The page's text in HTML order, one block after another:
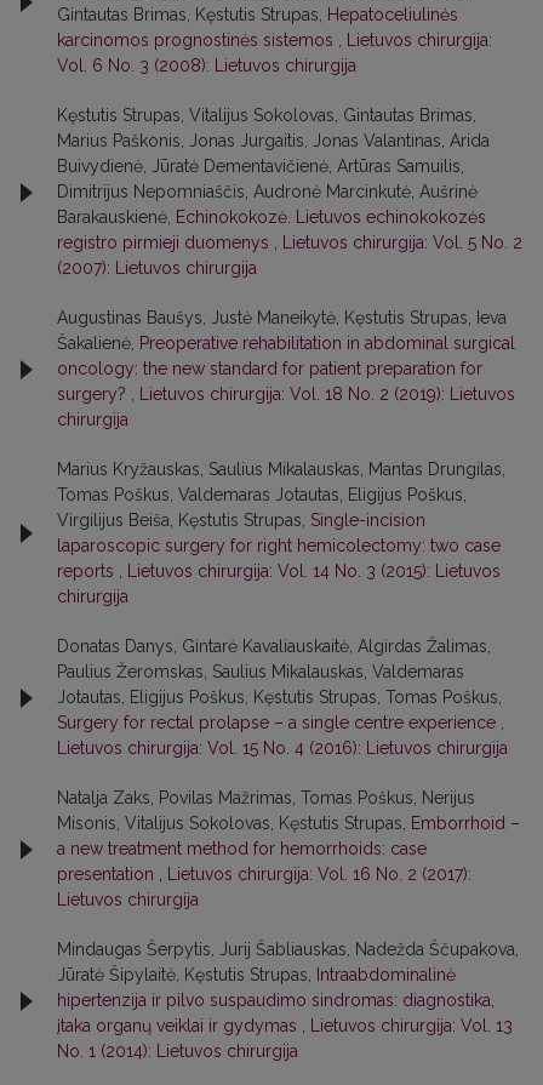
Gintautas Brimas, Kęstutis Strupas,
Hepatoceliulinės
karcinomos prognostinės sistemos
Lietuvos chirurgija:
Vol. 6 No. 3 (2008): Lietuvos chirurgija
Kęstutis Strupas, Vitalijus Sokolovas, Gintautas Brimas,
Marius Paškonis, Jonas Jurgaitis, Jonas Valantinas, Arida
Buivydienė, Jūratė Dementavičienė, Artūras Samuilis,
Dimitrijus Nepomniaščis, Audronė Marcinkutė, Aušrinė
Barakauskienė, Echinokokozė. Lietuvos echinokokozės
registro pirmieji duomenys
Lietuvos chirurgija: Vol. 5 No. 2
(2007): Lietuvos chirurgija
Augustinas Baušys, Justė Maneikytė, Kęstutis Strupas, Ieva
Šakalienė, Preoperative rehabilitation in abdominal surgical
oncology: the new standard for patient preparation for
surgery?
Lietuvos chirurgija: Vol. 18 No. 2 (2019): Lietuvos
chirurgija
Marius Kryžauskas, Saulius Mikalauskas, Mantas Drungilas,
Tomas Poškus, Valdemaras Jotautas, Eligijus Poškus,
Virgilijus Beiša, Kęstutis Strupas, Single-incision
laparoscopic surgery for right hemicolectomy: two case
reports
Lietuvos chirurgija: Vol. 14 No. 3 (2015): Lietuvos
chirurgija
Donatas Danys, Gintarė Kavaliauskaitė, Algirdas Žalimas,
Paulius Žeromskas, Saulius Mikalauskas, Valdemaras
Jotautas, Eligijus Poškus, Kęstutis Strupas, Tomas Poškus,
Surgery for rectal prolapse – a single centre experience
Lietuvos chirurgija: Vol. 15 No. 4 (2016): Lietuvos chirurgija
Natalja Zaks, Povilas Mažrimas, Tomas Poškus, Nerijus
Misonis, Vitalijus Sokolovas, Kęstutis Strupas,
Emborrhoid –
a new treatment method for hemorrhoids: case
presentation
Lietuvos chirurgija: Vol. 16 No. 2 (2017):
Lietuvos chirurgija
Mindaugas Šerpytis, Jurij Šabliauskas, Nadežda Ščupakova,
Jūratė Šipylaitė, Kęstutis Strupas,
Intraabdominalinė
hipertenzija ir pilvo suspaudimo sindromas: diagnostika,
įtaka organų veiklai ir gydymas
Lietuvos chirurgija: Vol. 13
No. 1 (2014): Lietuvos chirurgija